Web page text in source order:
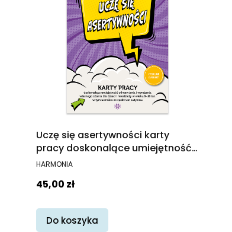
Uczę się asertywności karty
pracy doskonalące umiejętność
odmawiania i wyrażania
młodzieży w wieku 9−16 lat w tym
PRODUCENT
HARMONIA
Cena
45,00 zł
Do koszyka